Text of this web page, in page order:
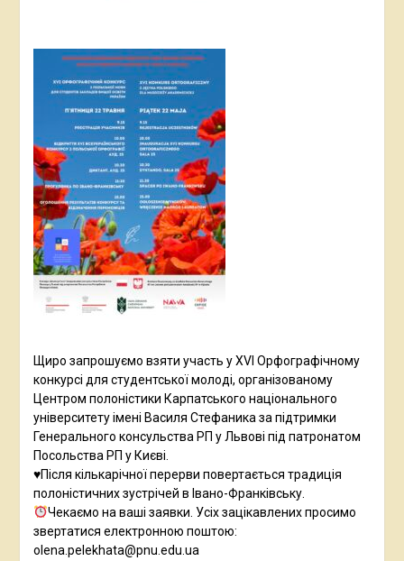
Щиро запрошуємо взяти участь у XVI Орфографічному
конкурсі для студентської молоді, організованому
Центром полоністики Карпатського національного
університету імені Василя Стефаника за підтримки
Генерального консульства РП у Львові під патронатом
Посольства РП у Києві.
♥️Після кількарічної перерви повертається традиція
полоністичних зустрічей в Івано-Франківську.
Чекаємо на ваші заявки. Усіх зацікавлених просимо
звертатися електронною поштою:
olena.pelekhata@pnu.edu.ua